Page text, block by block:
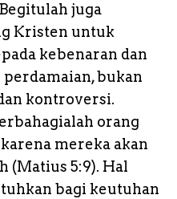
juga
Kristen untuk
kebenaran dan
bukan
kontroversi.
orang
mereka akan
(Matius 5:9). Hal
bagi keutuhan